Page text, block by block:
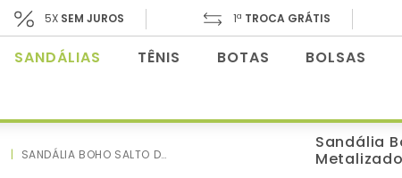
5X SEM JUROS 1ª TROCA GRÁTIS
SANDÁLIAS TÊNIS BOTAS BOLSAS
SANDÁLIA BOHO SALTO DE 4 CM EM COURO METALIZADO - CODIGO - 3981
Sandália